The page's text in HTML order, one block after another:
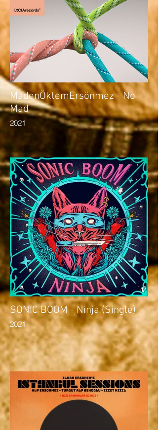
MadenÖktemErsönmez - No
Mad
2021
SONIC BOOM - Ninja (Single)
2021